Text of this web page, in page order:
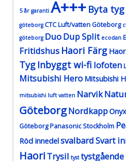
5 år garanti A+++ Byta
göteborg CTC Luft/vatten Göteborg
göteborg DuoDup Split ecodan
Fritidshus Haori Färg
Tyg Inbyggt wi-fi lofoten
Mitsubishi Hero Mitsubishi
mitsubishi luft vatten Narvik
GöteborgNordkapp
GöteborgPanasonic Stockholm
Röd innedelsvalbardSvart
HaoriTrysil tyst